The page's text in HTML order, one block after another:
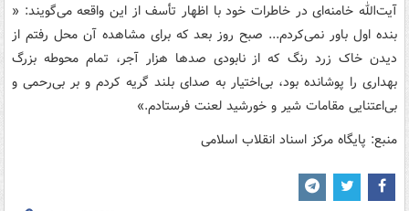
آیت‌الله خامنه‌ای در خاطرات خود با اظهار تأسف از این واقعه می‌گویند: «
بنده اول باور نمی‌کردم... صبح روز بعد که برای مشاهده آن محل رفتم از
دیدن خاک زرد رنگ که از نابودی صدها هزار آجر، تمام محوطه بزرگ
بهداری را پوشانده بود، بی‌اختیار به صدای بلند گریه کردم و بر بی‌رحمی و
بی‌اعتنایی مقامات شیر و خورشید لعنت فرستادم.»
منبع: پایگاه مرکز اسناد انقلاب اسلامی